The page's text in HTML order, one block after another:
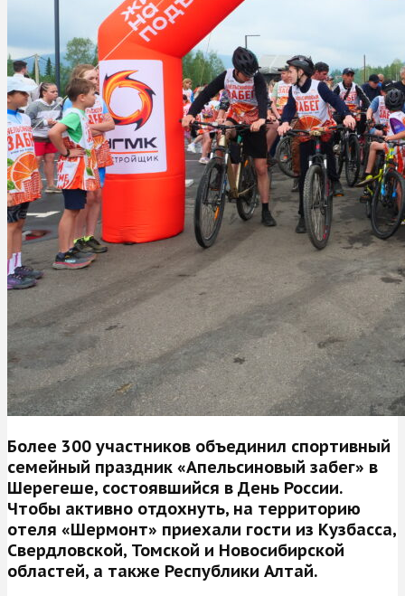
Более 300 участников объединил спортивный
семейный праздник «Апельсиновый забег» в
Шерегеше, состоявшийся в День России.
Чтобы активно отдохнуть, на территорию
отеля «Шермонт» приехали гости из Кузбасса,
Свердловской, Томской и Новосибирской
областей, а также Республики Алтай.